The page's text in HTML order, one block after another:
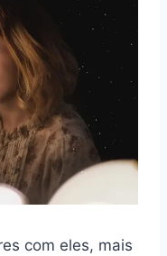
com eles, mais